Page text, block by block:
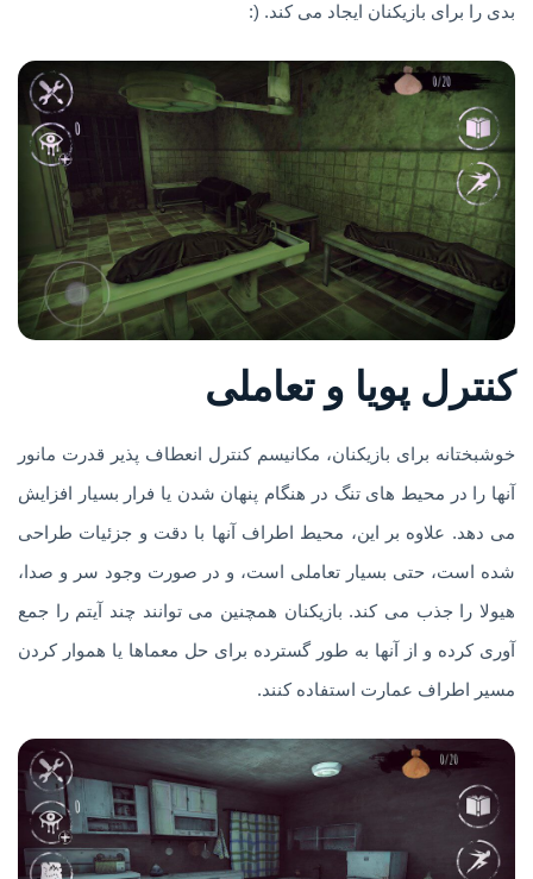
بدی را برای بازیکنان ایجاد می کند. (:
کنترل پویا و تعاملی
خوشبختانه برای بازیکنان، مکانیسم کنترل انعطاف پذیر قدرت مانور
آنها را در محیط های تنگ در هنگام پنهان شدن یا فرار بسیار افزایش
می دهد. علاوه بر این، محیط اطراف آنها با دقت و جزئیات طراحی
شده است، حتی بسیار تعاملی است، و در صورت وجود سر و صدا،
هیولا را جذب می کند. بازیکنان همچنین می توانند چند آیتم را جمع
آوری کرده و از آنها به طور گسترده برای حل معماها یا هموار کردن
مسیر اطراف عمارت استفاده کنند.